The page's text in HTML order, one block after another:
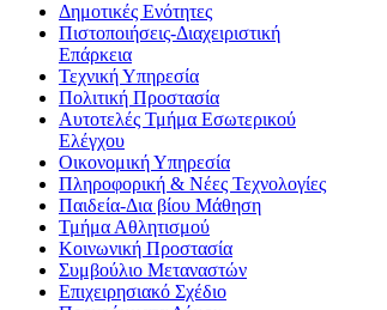
Δημοτικές Ενότητες
Πιστοποιήσεις-Διαχειριστική
Επάρκεια
Τεχνική Υπηρεσία
Πολιτική Προστασία
Αυτοτελές Τμήμα Εσωτερικού
Ελέγχου
Οικονομική Υπηρεσία
Πληροφορική & Νέες Τεχνολογίες
Παιδεία-Δια βίου Μάθηση
Τμήμα Αθλητισμού
Κοινωνική Προστασία
Συμβούλιο Μεταναστών
Επιχειρησιακό Σχέδιο